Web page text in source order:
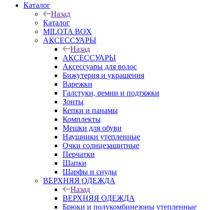
Каталог
Назад
Каталог
MILOTA BOX
АКСЕССУАРЫ
Назад
АКСЕССУАРЫ
Аксессуары для волос
Бижутерия и украшения
Варежки
Галстуки, ремни и подтяжки
Зонты
Кепки и панамы
Комплекты
Мешки для обуви
Наушники утепленные
Очки солнцезащитные
Перчатки
Шапки
Шарфы и снуды
ВЕРХНЯЯ ОДЕЖДА
Назад
ВЕРХНЯЯ ОДЕЖДА
Брюки и полукомбинезоны утепленные